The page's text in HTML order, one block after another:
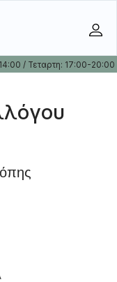
/ Τεταρτη: 17:00-20:00